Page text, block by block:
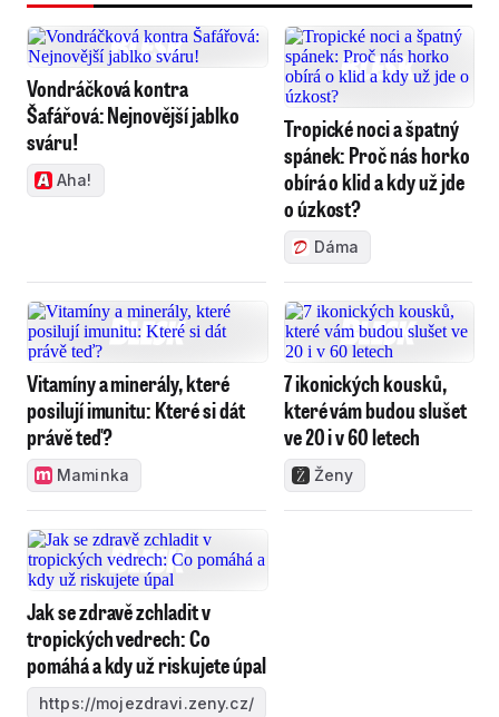
Vondráčková kontra
Šafářová: Nejnovější jablko
sváru!
Aha!
Tropické noci a špatný
spánek: Proč nás horko
obírá o klid a kdy už jde
o úzkost?
Dáma
Vitamíny a minerály, které
posilují imunitu: Které si dát
právě teď?
Maminka
7 ikonických kousků,
které vám budou slušet
ve 20 i v 60 letech
Ženy
Jak se zdravě zchladit v
tropických vedrech: Co
pomáhá a kdy už riskujete úpal
https://mojezdravi.zeny.cz/